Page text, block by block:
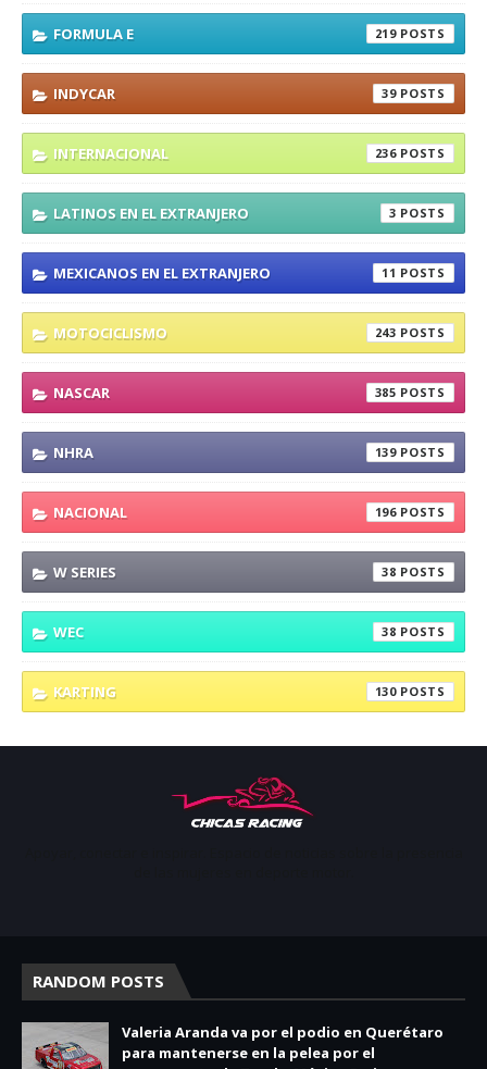
FORMULA E 219
INDYCAR 39
INTERNACIONAL 236
LATINOS EN EL EXTRANJERO 3
MEXICANOS EN EL EXTRANJERO 11
MOTOCICLISMO 243
NASCAR 385
NHRA 139
NACIONAL 196
W SERIES 38
WEC 38
KARTING 130
RANDOM POSTS
Valeria Aranda va por el podio en Querétaro
para mantenerse en la pelea por el